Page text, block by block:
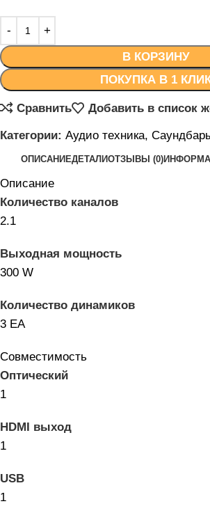
В КОРЗИНУ
ПОКУПКА В 1
Сравнить Добавить в список
Категории: Аудио техника,
ОПИСАНИЕДЕТАЛИОТЗЫВЫ (0)
Описание
Количество каналов
2.1
Выходная мощность
300 W
Количество динамиков
3 EA
Совместимость
Оптический
1
HDMI выход
1
USB
1